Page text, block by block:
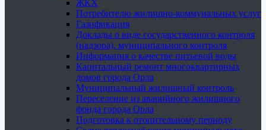
ЖКХ
Потребителю жилищно-коммунальных услуг
Газификация
Доклады о виде государственного контроля
(надзора), муниципального контроля
Информация о качестве питьевой воды
Капитальный ремонт многоквартирных
домов города Орла
Муниципальный жилищный контроль
Переселение из аварийного жилищного
фонда города Орла
Подготовка к отопительному периоду